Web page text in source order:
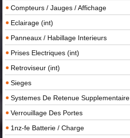
Compteurs / Jauges / Affichage
Eclairage (int)
Panneaux / Habillage Interieurs
Prises Electriques (int)
Retroviseur (int)
Sieges
Systemes De Retenue Supplementaire
Verrouillage Des Portes
1nz-fe Batterie / Charge